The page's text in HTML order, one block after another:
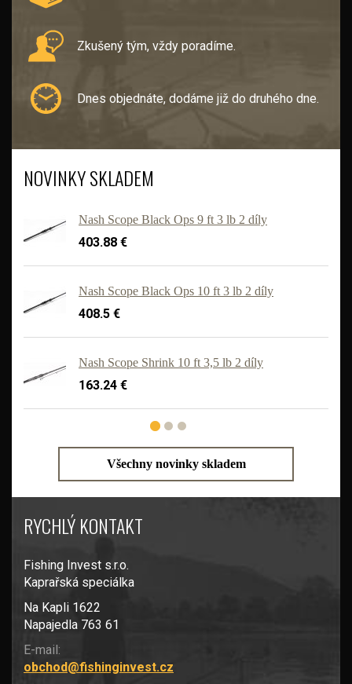
Zkušený tým, vždy poradíme.
Dnes objednáte, dodáme již do druhého dne.
NOVINKY SKLADEM
Nash Scope Black Ops 9 ft 3 lb 2 díly
403.88 €
Nash Scope Black Ops 10 ft 3 lb 2 díly
408.5 €
Nash Scope Shrink 10 ft 3,5 lb 2 díly
163.24 €
Všechny novinky skladem
RYCHLÝ KONTAKT
Fishing Invest s.r.o.
Kaprařská speciálka
Na Kapli 1622
Napajedla 763 61
E-mail:
obchod@fishinginvest.cz